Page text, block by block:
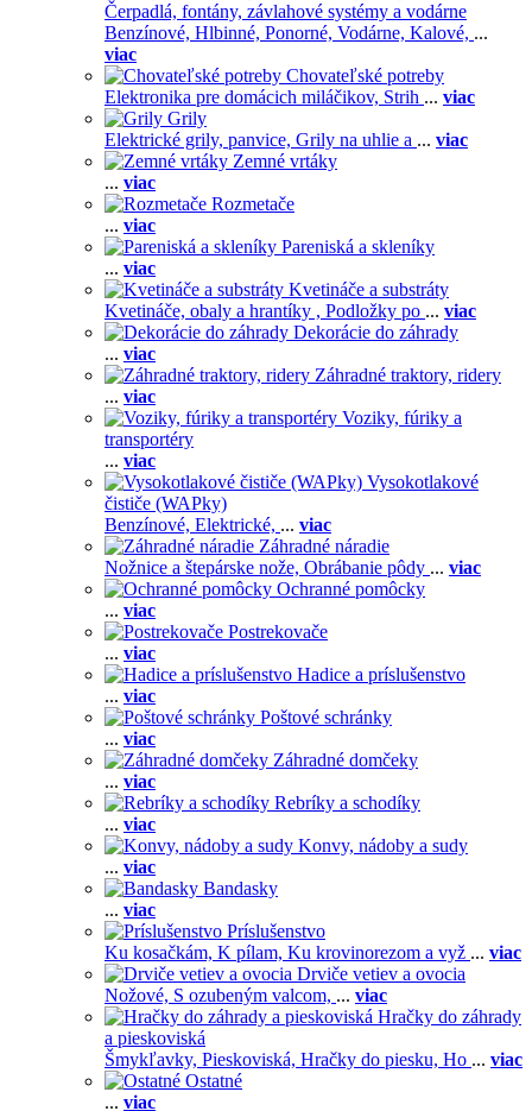
Čerpadlá, fontány, závlahové systémy a vodárne
Benzínové, Hlbinné, Ponorné, Vodárne, Kalové, ...
viac
Chovateľské potreby
Elektronika pre domácich miláčikov, Strih ... viac
Grily
Elektrické grily, panvice, Grily na uhlie a ... viac
Zemné vrtáky
... viac
Rozmetače
... viac
Pareniská a skleníky
... viac
Kvetináče a substráty
Kvetináče, obaly a hrantíky , Podložky po ... viac
Dekorácie do záhrady
... viac
Záhradné traktory, ridery
... viac
Voziky, fúriky a
transportéry
... viac
Vysokotlakové
čističe (WAPky)
Benzínové, Elektrické, ... viac
Záhradné náradie
Nožnice a štepárske nože, Obrábanie pôdy ... viac
Ochranné pomôcky
... viac
Postrekovače
... viac
Hadice a príslušenstvo
... viac
Poštové schránky
... viac
Záhradné domčeky
... viac
Rebríky a schodíky
... viac
Konvy, nádoby a sudy
... viac
Bandasky
... viac
Príslušenstvo
Ku kosačkám, K pílam, Ku krovinorezom a vyž ... viac
Drviče vetiev a ovocia
Nožové, S ozubeným valcom, ... viac
Hračky do záhrady
a pieskoviská
Šmykľavky, Pieskoviská, Hračky do piesku, Ho ... viac
Ostatné
... viac